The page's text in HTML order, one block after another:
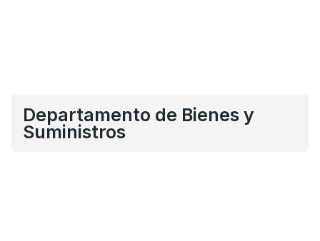
Departamento de Bienes y
Suministros